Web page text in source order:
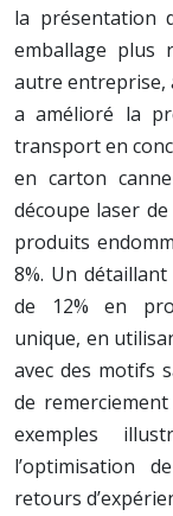
la présentation
emballage plus
autre entreprise,
a amélioré la
transport en
en carton
découpe laser
produits
8%. Un
de 12% en
unique, en
avec des motifs
de
exemples
l’optimisation
retours